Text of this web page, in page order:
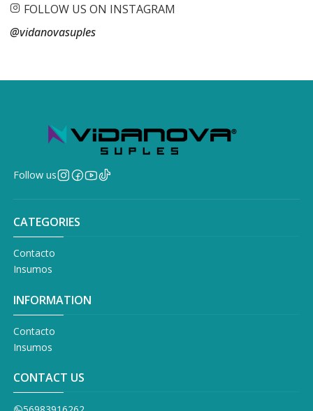
FOLLOW US ON INSTAGRAM
@vidanovasuples
Follow us
CATEGORIES
Contacto
Insumos
INFORMATION
Contacto
Insumos
CONTACT US